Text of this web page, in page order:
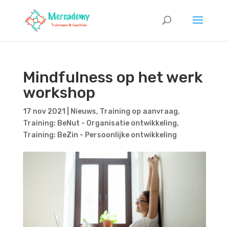
Mindfulness op het werk
workshop
17 nov 2021 Nieuws, Training op aanvraag,
Training: BeNut - Organisatie ontwikkeling,
Training: BeZin - Persoonlijke ontwikkeling